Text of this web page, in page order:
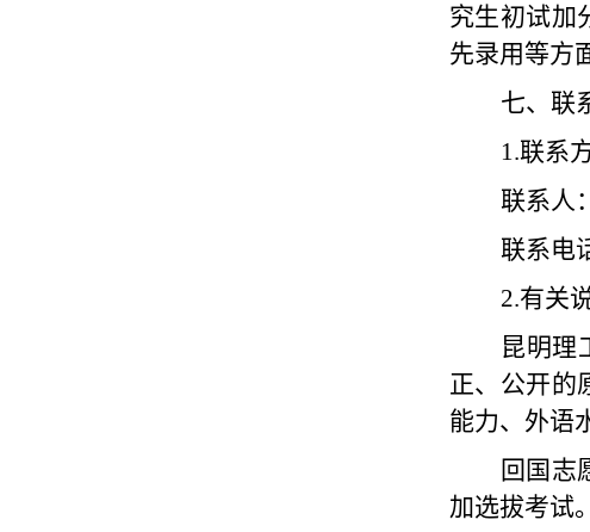
究生初试加
先录用等方
七、联
1.联系
联系人：
联系电
2.有关
昆明理
正、公开的
能力、外语
回国志
加选拔考试